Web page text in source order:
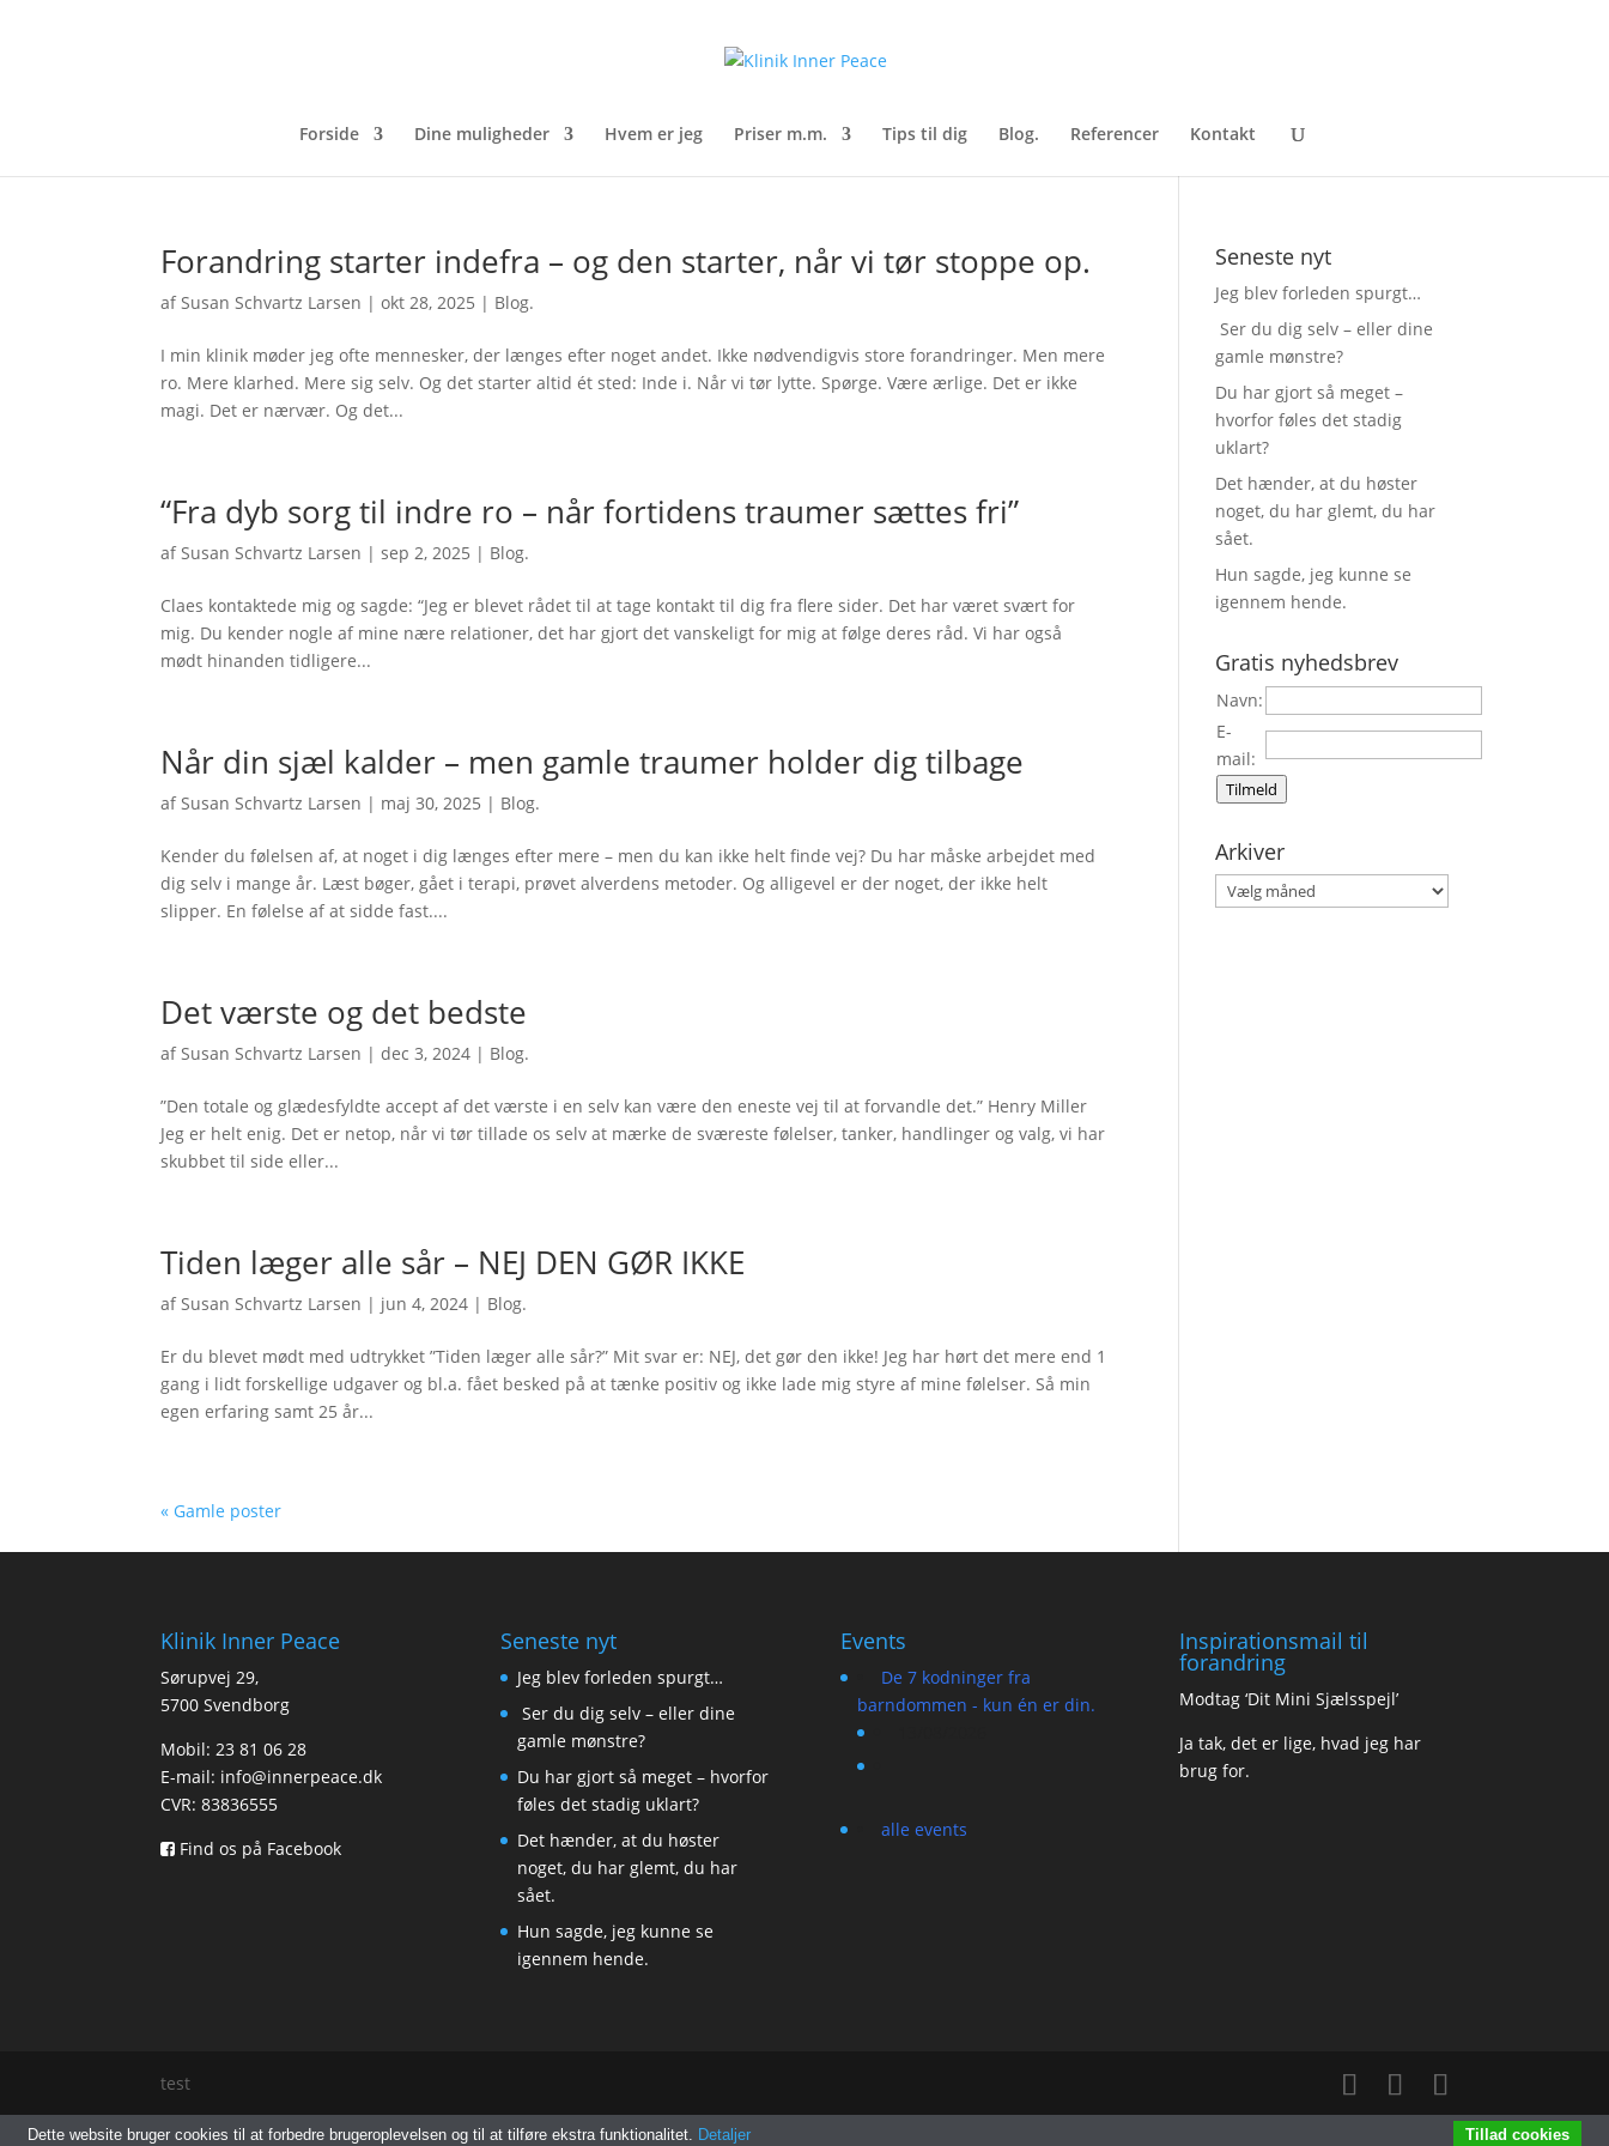
Forside Dine muligheder Hvem er jeg Priser m.m. Tips til dig Blog. Referencer Kontakt
Forandring starter indefra – og den starter, når vi tør stoppe op.
afSusan Schvartz Larsen |okt 28, 2025 | Blog.
I min klinik møder jeg ofte mennesker, der længes efter noget andet. Ikke nødvendigvis store forandringer. Men mere
ro. Mere klarhed. Mere sig selv. Og det starter altid ét sted: Inde i. Når vi tør lytte. Spørge. Være ærlige. Det er ikke
magi. Det er nærvær. Og det...
“Fra dyb sorg til indre ro – når fortidens traumer sættes fri”
afSusan Schvartz Larsen |sep 2, 2025 | Blog.
Claes kontaktede mig og sagde: “Jeg er blevet rådet til at tage kontakt til dig fra flere sider. Det har været svært for
mig. Du kender nogle af mine nære relationer, det har gjort det vanskeligt for mig at følge deres råd. Vi har også
mødt hinanden tidligere...
Når din sjæl kalder – men gamle traumer holder dig tilbage
afSusan Schvartz Larsen | maj 30, 2025 | Blog.
Kender du følelsen af, at noget i dig længes efter mere – men du kan ikke helt finde vej? Du har måske arbejdet med
dig selv i mange år. Læst bøger, gået i terapi, prøvet alverdens metoder. Og alligevel er der noget, der ikke helt
slipper. En følelse af at sidde fast....
Det værste og det bedste
afSusan Schvartz Larsen |dec 3, 2024 | Blog.
”Den totale og glædesfyldte accept af det værste i en selv kan være den eneste vej til at forvandle det.” Henry Miller
Jeg er helt enig. Det er netop, når vi tør tillade os selv at mærke de sværeste følelser, tanker, handlinger og valg, vi har
skubbet til side eller...
Tiden læger alle sår – NEJ DEN GØR IKKE
afSusan Schvartz Larsen | jun 4, 2024 | Blog.
Er du blevet mødt med udtrykket ”Tiden læger alle sår?” Mit svar er: NEJ, det gør den ikke! Jeg har hørt det mere end 1
gang i lidt forskellige udgaver og bl.a. fået besked på at tænke positiv og ikke lade mig styre af mine følelser. Så min
egen erfaring samt 25 år...
« Gamle poster
Seneste nyt
Jeg blev forleden spurgt…
Ser du dig selv – eller dine
gamle mønstre?
Du har gjort så meget –
hvorfor føles det stadig
uklart?
Det hænder, at du høster
noget, du har glemt, du har
sået.
Hun sagde, jeg kunne se
igennem hende.
Gratis nyhedsbrev
Navn:
E-
mail:
Tilmeld
Arkiver
Arkiver
Klinik Inner Peace
Sørupvej 29,
5700 Svendborg
Mobil: 23 81 06 28
E-mail: info@innerpeace.dk
CVR: 83836555
Find os på Facebook
Seneste nyt
Jeg blev forleden spurgt…
Ser du dig selv – eller dine
gamle mønstre?
Du har gjort så meget – hvorfor
føles det stadig uklart?
Det hænder, at du høster
noget, du har glemt, du har
sået.
Hun sagde, jeg kunne se
igennem hende.
Events
De 7 kodninger fra
barndommen - kun én er din.
alle events
Inspirationsmail til
forandring
Modtag ‘Dit Mini Sjælsspejl’
Ja tak, det er lige, hvad jeg har
brug for.
test
Dette website bruger cookies til at forbedre brugeroplevelsen og til at tilføre ekstra funktionalitet. Detaljer Tillad cookies